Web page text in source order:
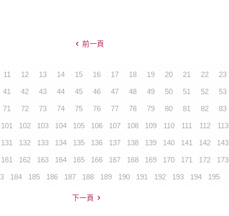
前一頁
11 12 13 14 15 16 17 18 19 20 21 22 23
41 42 43 44 45 46 47 48 49 50 51 52 53
71 72 73 74 75 76 77 78 79 80 81 82 83
101 102 103 104 105 106 107 108 109 110 111 112 113
131 132 133 134 135 136 137 138 139 140 141 142 143
161 162 163 164 165 166 167 168 169 170 171 172 173
184 185 186 187 188 189 190 191 192 193 194 195
下一頁